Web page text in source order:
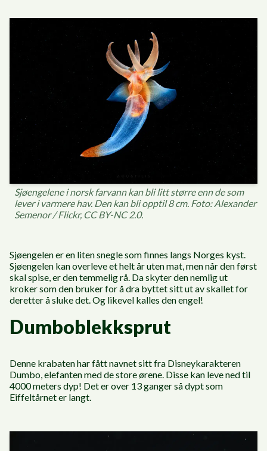
Sjøengelene i norsk farvann kan bli litt større enn de som
lever i varmere hav. Den kan bli opptil 8 cm. Foto: Alexander
Semenor / Flickr, CC BY-NC 2.0.
Sjøengelen er en liten snegle som finnes langs Norges kyst.
Sjøengelen kan overleve et helt år uten mat, men når den først
skal spise, er den temmelig rå. Da skyter den nemlig ut
kroker som den bruker for å dra byttet sitt ut av skallet for
deretter å sluke det. Og likevel kalles den engel!
Dumboblekksprut
Denne krabaten har fått navnet sitt fra Disneykarakteren
Dumbo, elefanten med de store ørene. Disse kan leve ned til
4000 meters dyp! Det er over 13 ganger så dypt som
Eiffeltårnet er langt.